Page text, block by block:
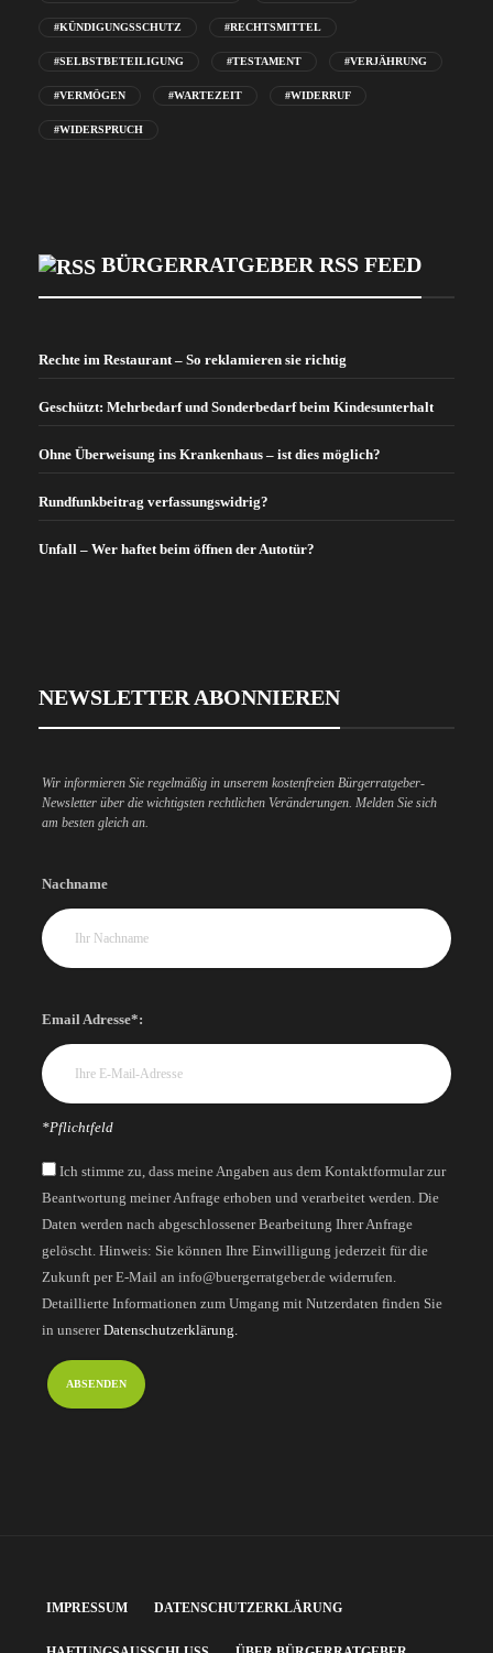
#KÜNDIGUNGSSCHUTZ #RECHTSMITTEL
#SELBSTBETEILIGUNG #TESTAMENT #VERJÄHRUNG
#VERMÖGEN #WARTEZEIT #WIDERRUF
#WIDERSPRUCH
BÜRGERRATGEBER RSS FEED
Rechte im Restaurant – So reklamieren sie richtig
Geschützt: Mehrbedarf und Sonderbedarf beim Kindesunterhalt
Ohne Überweisung ins Krankenhaus – ist dies möglich?
Rundfunkbeitrag verfassungswidrig?
Unfall – Wer haftet beim öffnen der Autotür?
NEWSLETTER ABONNIEREN
Wir informieren Sie regelmäßig in unserem kostenfreien Bürgerratgeber-
Newsletter über die wichtigsten rechtlichen Veränderungen. Melden Sie sich
am besten gleich an.
Nachname
Email Adresse*:
*Pflichtfeld
Ich stimme zu, dass meine Angaben aus dem Kontaktformular zur
Beantwortung meiner Anfrage erhoben und verarbeitet werden. Die
Daten werden nach abgeschlossener Bearbeitung Ihrer Anfrage
gelöscht. Hinweis: Sie können Ihre Einwilligung jederzeit für die
Zukunft per E-Mail an info@buergerratgeber.de widerrufen.
Detaillierte Informationen zum Umgang mit Nutzerdaten finden Sie
in unsererDatenschutzerklärung.
IMPRESSUM DATENSCHUTZERKLÄRUNG